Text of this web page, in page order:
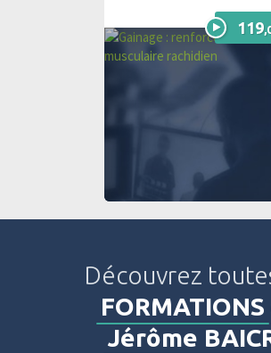
119
Découvrez
FORMATIONS
Jérôme